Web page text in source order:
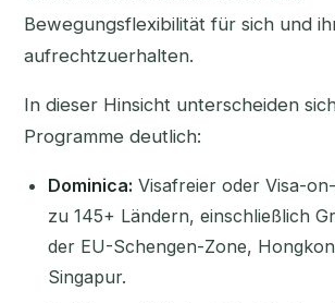
Bewegungsflexibilität für sich und
aufrechtzuerhalten.
In dieser Hinsicht unterscheiden
Programme deutlich:
Dominica: Visafreier oder Visa-
zu 145+ Ländern, einschließlich
der EU-Schengen-Zone,
Singapur.